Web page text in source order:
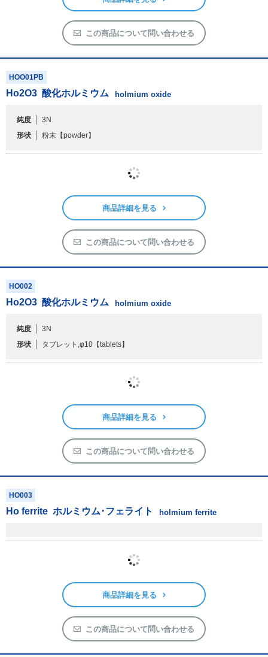
この商品について問い合わせる
HOO01PB
Ho2O3 酸化ホルミウム holmium oxide
純度
3N
形状
粉末 【powder】
商品詳細を見る
この商品について問い合わせる
HO002
Ho2O3 酸化ホルミウム holmium oxide
純度
3N
形状
タブレット,φ10 【tablets】
商品詳細を見る
この商品について問い合わせる
HO003
Ho ferrite ホルミウム･フェライト holmium ferrite
商品詳細を見る
この商品について問い合わせる